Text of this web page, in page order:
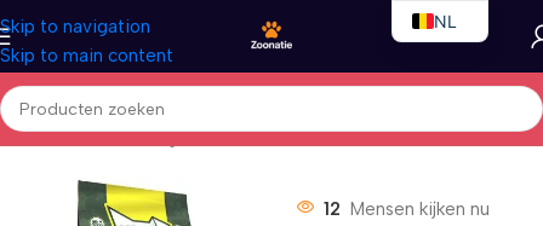
Skip to navigation
Skip to main content
Home/Honden/Droogvoer
12 Mensen kijken nu
NL